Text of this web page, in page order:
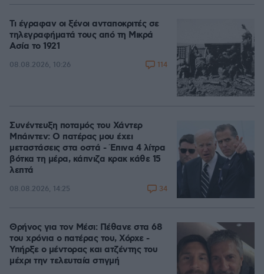
Τι έγραφαν οι ξένοι ανταποκριτές σε
τηλεγραφήματά τους από τη Μικρά
Ασία το 1921
08.08.2026, 10:26 114
Συνέντευξη ποταμός του Χάντερ
Μπάιντεν: Ο πατέρας μου έχει
μεταστάσεις στα οστά - Έπινα 4 λίτρα
βότκα τη μέρα, κάπνιζα κρακ κάθε 15
λεπτά
08.08.2026, 14:25 34
Θρήνος για τον Μέσι: Πέθανε στα 68
του χρόνια ο πατέρας του, Χόρχε -
Υπήρξε ο μέντορας και ατζέντης του
μέχρι την τελευταία στιγμή